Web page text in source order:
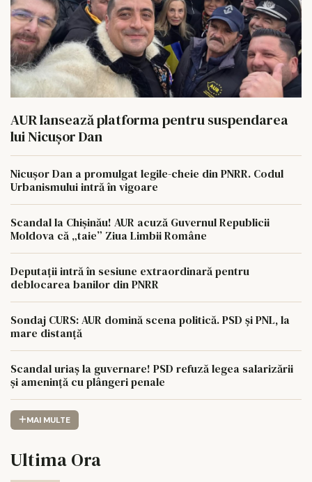
AUR lansează platforma pentru suspendarea
lui Nicușor Dan
Nicușor Dan a promulgat legile-cheie din PNRR. Codul
Urbanismului intră în vigoare
Scandal la Chișinău! AUR acuză Guvernul Republicii
Moldova că „taie” Ziua Limbii Române
Deputații intră în sesiune extraordinară pentru
deblocarea banilor din PNRR
Sondaj CURS: AUR domină scena politică. PSD și PNL, la
mare distanță
Scandal uriaș la guvernare! PSD refuză legea salarizării
și amenință cu plângeri penale
MAI MULTE
Ultima Ora